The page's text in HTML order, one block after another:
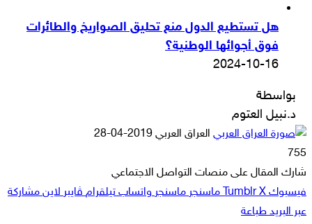
هل تستطيع الدول منع تحليق الصواريخ والطائرات
فوق أجوائها الوطنية؟
2024-10-16
بواسطة
د.نبيل العتوم
العراق العربي أرسل
إلكترونيا
2019-04-28
755
شارك المقال على منصات التواصل الاجتماعي
فيسبوك ‫X ماسنجر ماسنجر واتساب تيلقرام ڤايبر لاين مشاركة
عبر البريد طباعة